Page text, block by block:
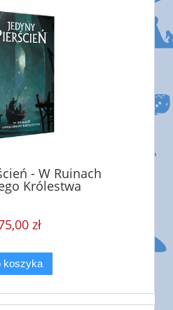
- W Ruinach
Królestwa
zł
koszyka